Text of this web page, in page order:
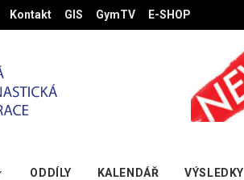
Kontakt GIS GymTV E-SHOP
ODDÍLY KALENDÁŘ VÝSLEDKY